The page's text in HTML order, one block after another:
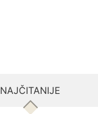
NAJČITANIJE